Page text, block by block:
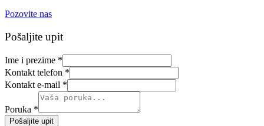
Pozovite nas
Pošaljite upit
Ime i prezime *
Kontakt telefon *
Kontakt e-mail *
Poruka *
Pošaljite upit